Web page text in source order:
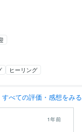
ヒーリング
すべての評価・感想をみる
1年前